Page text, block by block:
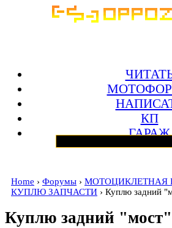
КП
ГАРАЖ
Home › Форумы › МОТОЦИКЛЕТНАЯ
КУПЛЮ ЗАПЧАСТИ › Куплю задний
Куплю задний "мост"